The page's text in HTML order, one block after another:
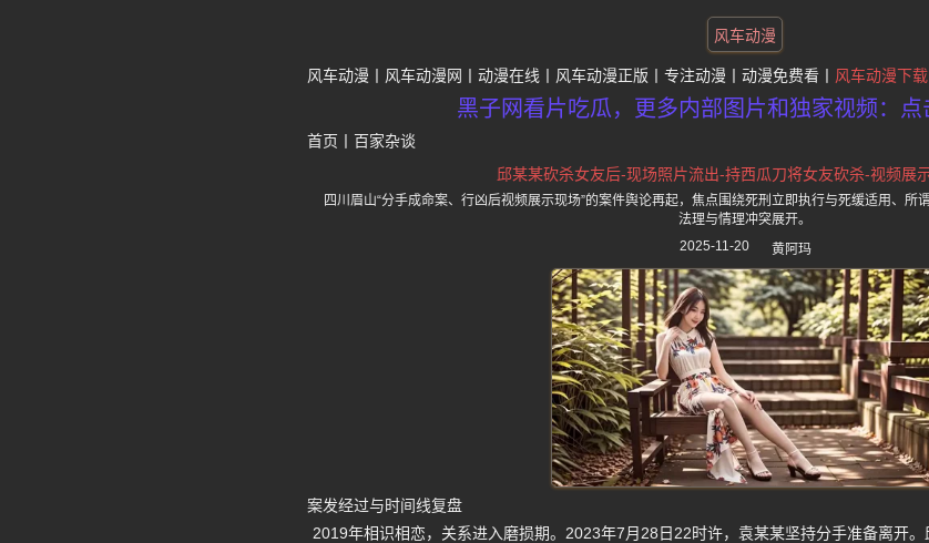
风车动漫
风车动漫 风车动漫网 动漫在线 风车动漫正版 专注动漫 动漫免费看 风车动漫下载
黑子网看片吃瓜，更多内部图片和独家视频：
首页 百家杂谈
邱某某砍杀女友后-现场照片流出-持西瓜刀将女友砍杀-视频展
四川眉山“分手成命案、行凶后视频展示现场”的案件舆论再起，焦点围绕死刑立即执行与死缓适用、所
法理与情理冲突展开。
2025-11-20
黄阿玛
案发经过与时间线复盘
2019年相识相恋，关系进入磨损期。2023年7月28日22时许，袁某某坚持分手准备离开